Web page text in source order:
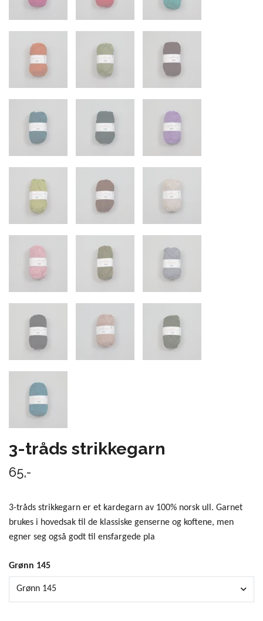
3-tråds strikkegarn
65,-
3-tråds strikkegarn er et kardegarn av 100% norsk ull. Garnet
brukes i hovedsak til de klassiske genserne og koftene, men
egner seg også godt til ensfargede pla
Grønn 145
Grønn 145